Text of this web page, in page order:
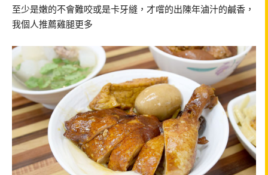
至少是嫩的不會難咬或是卡牙縫，才嚐的出陳年滷汁的鹹香，
我個人推薦雞腿更多